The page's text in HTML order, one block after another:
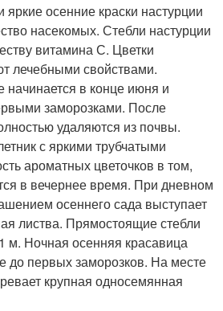
осенние краски настурции
насекомых. Стебли настурции
витамина С. Цветки
лечебными свойствами.
начинается в конце июня и
заморозками. После
удаляются из почвы.
с яркими трубчатыми
ароматных цветочков в том,
в вечернее время. При дневном
осеннего сада выступает
листва. Прямостоящие стебли
м. Ночная осенняя красавица
до первых заморозков. На месте
крупная односемянная